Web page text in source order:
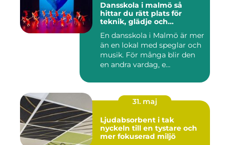
Dansskola i malmö så
hittar du rätt plats för
teknik, glädje och
En dansskola i Malmö är mer
än en lokal med speglar och
musik. För många blir den
en andra vardag, e...
31. maj
Ljudabsorbent i tak
nyckeln till en tystare och
mer fokuserad miljö